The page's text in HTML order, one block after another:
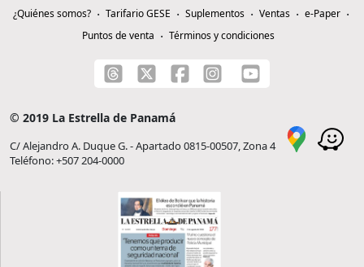
¿Quiénes somos? Tarifario GESE Suplementos Ventas
e-Paper
Puntos de venta
Términos y condiciones
© 2019 La Estrella de Panamá
C/ Alejandro A. Duque G. - Apartado 0815-00507, Zona 4
Teléfono: +507 204-0000